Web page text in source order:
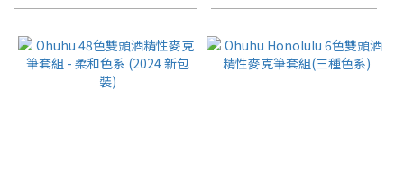
Range
(NT$)